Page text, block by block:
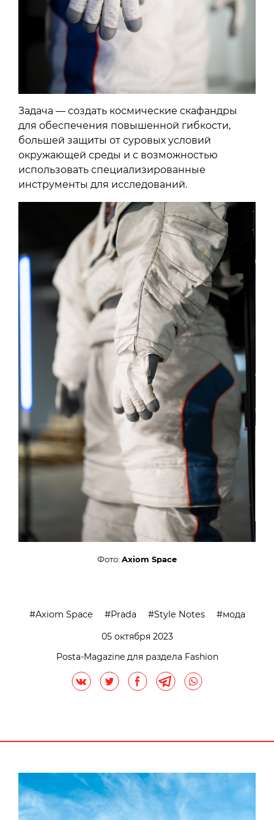
Задача — создать космические скафандры
для обеспечения повышенной гибкости,
большей защиты от суровых условий
окружающей среды и с возможностью
использовать специализированные
инструменты для исследований.
Фото: Axiom Space
Axiom Space Prada Style Notes
мода
05 октября 2023
Posta-Magazine для раздела Fashion